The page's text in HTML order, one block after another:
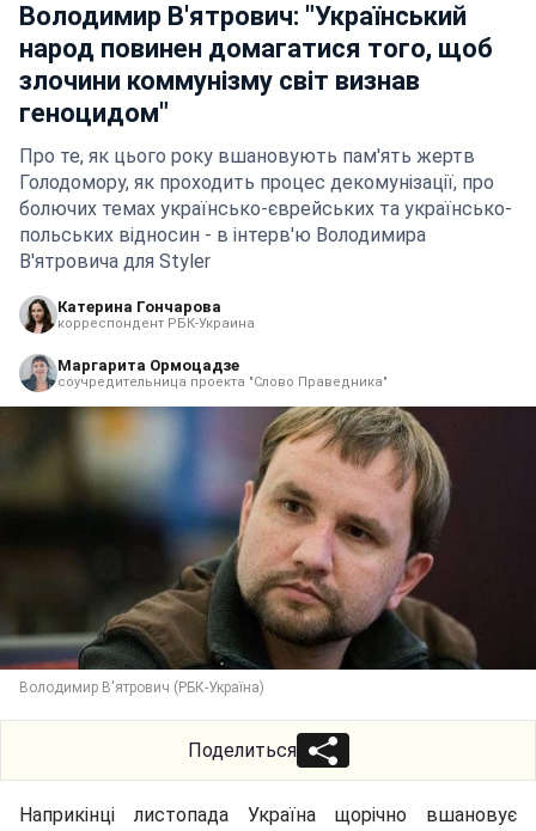
Володимир В'ятрович: "Український
народ повинен домагатися того, щоб
злочини коммунізму світ визнав
геноцидом"
Про те, як цього року вшановують пам'ять жертв
Голодомору, як проходить процес декомунізації, про
болючих темах українсько-єврейських та українсько-
польських відносин - в інтерв'ю Володимира
В'ятровича для Styler
Катерина Гончарова
корреспондент РБК-Украина
Маргарита Ормоцадзе
соучредительница проекта "Слово Праведника"
Володимир В'ятрович (РБК-Україна)
Поделиться
Наприкінці листопада Україна щорічно вшановує